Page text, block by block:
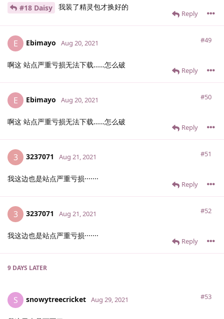
#18 Daisy 我装了精灵包才换好的
Reply
E Ebimayo #49
Aug 20, 2021
啊这 站点严重亏损无法下载……怎么破
Reply
E Ebimayo #50
Aug 20, 2021
啊这 站点严重亏损无法下载……怎么破
Reply
3 3237071 #51
Aug 21, 2021
我这边也是站点严重亏损·······
Reply
3 3237071 #52
Aug 21, 2021
我这边也是站点严重亏损·······
Reply
9 DAYS LATER
S snowytreecricket #53
Aug 29, 2021